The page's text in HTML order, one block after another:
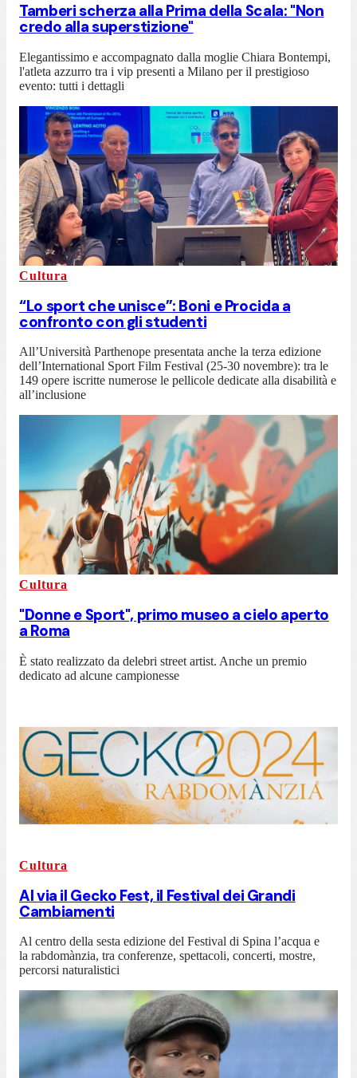
Tamberi scherza alla Prima della Scala: "Non
credo alla superstizione"
Elegantissimo e accompagnato dalla moglie Chiara Bontempi,
l'atleta azzurro tra i vip presenti a Milano per il prestigioso
evento: tutti i dettagli
Cultura
“Lo sport che unisce”: Boni e Procida a
confronto con gli studenti
All’Università Parthenope presentata anche la terza edizione
dell’International Sport Film Festival (25-30 novembre): tra le
149 opere iscritte numerose le pellicole dedicate alla disabilità e
all’inclusione
Cultura
"Donne e Sport", primo museo a cielo aperto
a Roma
È stato realizzato da delebri street artist. Anche un premio
dedicato ad alcune campionesse
Cultura
Al via il Gecko Fest, il Festival dei Grandi
Cambiamenti
Al centro della sesta edizione del Festival di Spina l’acqua e
la rabdomànzia, tra conferenze, spettacoli, concerti, mostre,
percorsi naturalistici